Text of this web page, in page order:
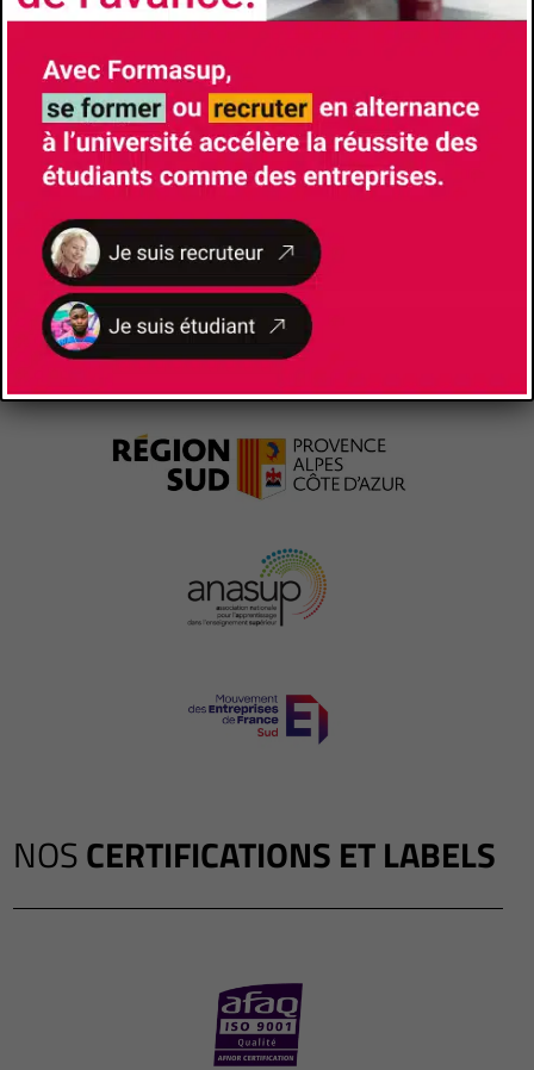
NOSCERTIFICATIONS ET LABELS